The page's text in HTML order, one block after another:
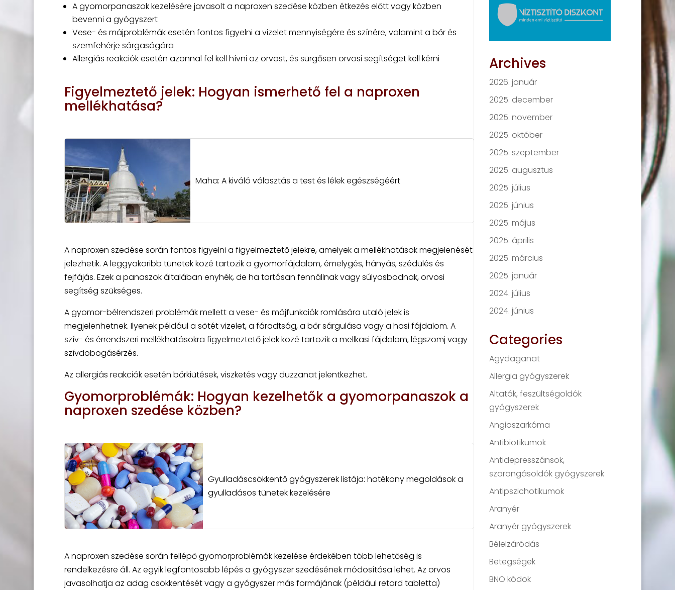
A gyomorpanaszok kezelésére javasolt a naproxen szedése közben étkezés előtt vagy közben
bevenni a gyógyszert
Vese- és májproblémák esetén fontos figyelni a vizelet mennyiségére és színére, valamint a bőr és
szemfehérje sárgaságára
Allergiás reakciók esetén azonnal fel kell hívni az orvost, és sürgősen orvosi segítséget kell kérni
Figyelmeztető jelek: Hogyan ismerhető fel a naproxen
mellékhatása?
Maha: A kiváló választás a test és lélek egészségéért
A naproxen szedése során fontos figyelni a figyelmeztető jelekre, amelyek a mellékhatások megjelenését
jelezhetik. A leggyakoribb tünetek közé tartozik a gyomorfájdalom, émelygés, hányás, szédülés és
fejfájás. Ezek a panaszok általában enyhék, de ha tartósan fennállnak vagy súlyosbodnak, orvosi
segítség szükséges.
A gyomor-bélrendszeri problémák mellett a vese- és májfunkciók romlására utaló jelek is
megjelenhetnek. Ilyenek például a sötét vizelet, a fáradtság, a bőr sárgulása vagy a hasi fájdalom. A
szív- és érrendszeri mellékhatásokra figyelmeztető jelek közé tartozik a mellkasi fájdalom, légszomj vagy
szívdobogásérzés.
Az allergiás reakciók esetén bőrkiütések, viszketés vagy duzzanat jelentkezhet.
Gyomorproblémák: Hogyan kezelhetők a gyomorpanaszok a
naproxen szedése közben?
Gyulladáscsökkentő gyógyszerek listája: hatékony megoldások a
gyulladásos tünetek kezelésére
A naproxen szedése során fellépő gyomorproblémák kezelése érdekében több lehetőség is
rendelkezésre áll. Az egyik legfontosabb lépés a gyógyszer szedésének módosítása lehet. Az orvos
javasolhatja az adag csökkentését vagy a gyógyszer más formájának (például retard tabletta)
Archives
2026. január
2025. december
2025. november
2025. október
2025. szeptember
2025. augusztus
2025. július
2025. június
2025. május
2025. április
2025. március
2025. január
2024. július
2024. június
Categories
Agydaganat
Allergia gyógyszerek
Altatók, feszültségoldók
gyógyszerek
Angioszarkóma
Antibiotikumok
Antidepresszánsok,
szorongásoldók gyógyszerek
Antipszichotikumok
Aranyér
Aranyér gyógyszerek
Bélelzáródás
Betegségek
BNO kódok